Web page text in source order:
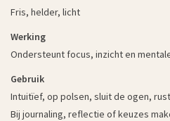
Fris, helder, licht
Werking
Ondersteunt focus, inzicht en
Gebruik
Intuitïef, op polsen, sluit de ogen,
Bij journaling, reflectie of keuzes